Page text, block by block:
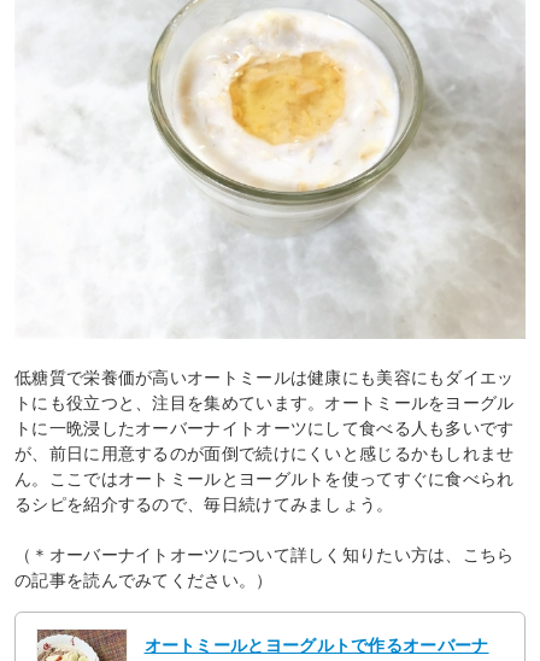
低糖質で栄養価が高いオートミールは健康にも美容にもダイエッ
トにも役立つと、注目を集めています。オートミールをヨーグル
トに一晩浸したオーバーナイトオーツにして食べる人も多いです
が、前日に用意するのが面倒で続けにくいと感じるかもしれませ
ん。ここではオートミールとヨーグルトを使ってすぐに食べられ
るシピを紹介するので、毎日続けてみましょう。
（＊オーバーナイトオーツについて詳しく知りたい方は、こちら
の記事を読んでみてください。）
オートミールとヨーグルトで作るオーバーナ